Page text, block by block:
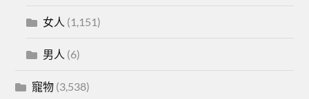
女人 (1,151)
男人 (6)
寵物 (3,538)